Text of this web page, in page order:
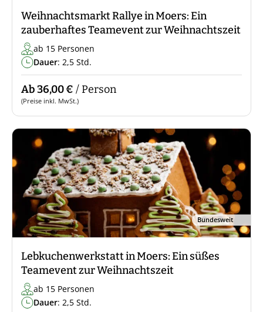
Weihnachtsmarkt Rallye in Moers: Ein
zauberhaftes Teamevent zur Weihnachtszeit
ab 15 Personen
Dauer: 2,5 Std.
Ab 36,00 € / Person
(Preise inkl. MwSt.)
Bundesweit
Lebkuchenwerkstatt in Moers: Ein süßes
Teamevent zur Weihnachtszeit
ab 15 Personen
Dauer: 2,5 Std.